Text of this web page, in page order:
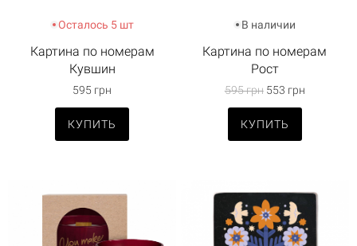
Осталось 5 шт
Картина по номерам
Кувшин
595 грн
КУПИТЬ
В наличии
Картина по номерам
Рост
595 грн553 грн
КУПИТЬ